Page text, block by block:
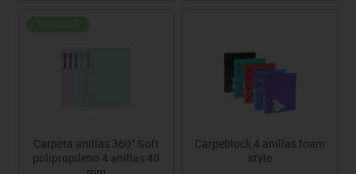
Carpeta anillas 360° Soft
polipropileno 4 anillas 40
Carpeblock 4 anillas foam
style